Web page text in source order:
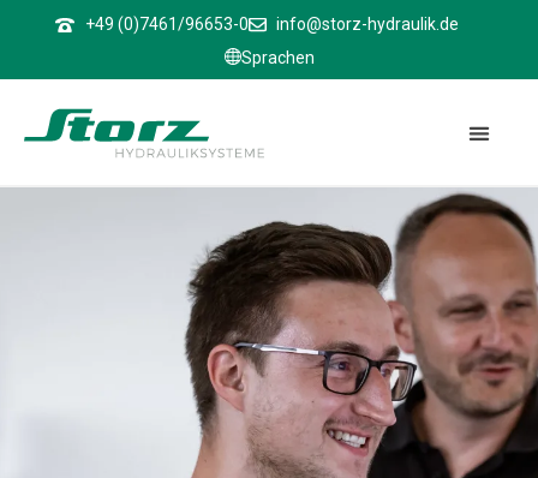
+49 (0)7461/96653-0
info@storz-hydraulik.de
Sprachen